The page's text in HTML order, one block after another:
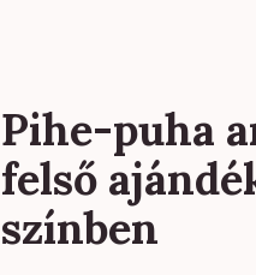
Pihe-puha
felső
színben